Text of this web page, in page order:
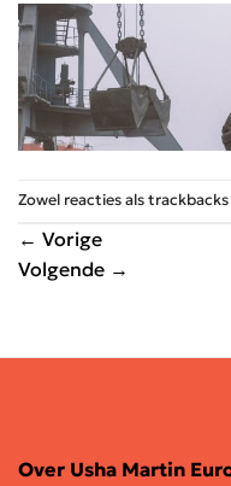
Zowel reacties als
← Vorige
Volgende →
Over Usha Martin